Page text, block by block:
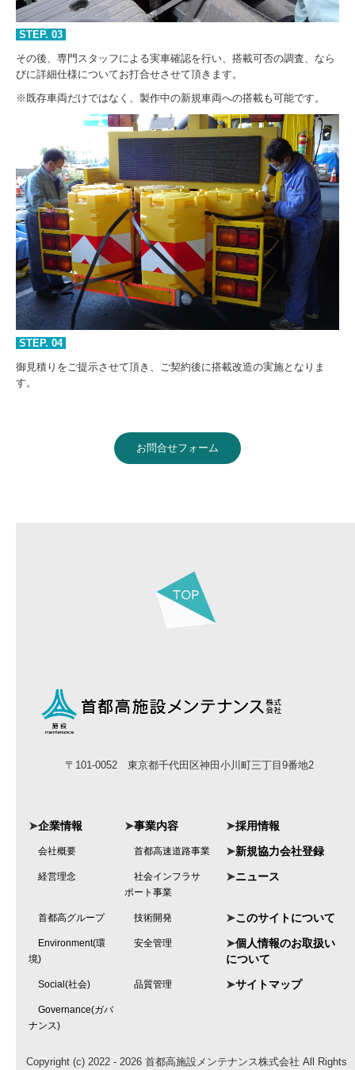
STEP. 03
その後、専門スタッフによる実車確認を行い、搭載可否の調査、なら
びに詳細仕様についてお打合せさせて頂きます。
※既存車両だけではなく、製作中の新規車両への搭載も可能です。
STEP. 04
御見積りをご提示させて頂き、ご契約後に搭載改造の実施となりま
す。
お問合せフォーム
〒101-0052 東京都千代田区神田小川町三丁目9番地2
➤企業情報 ➤事業内容 ➤採用情報
会社概要 首都高速道路事業 ➤新規協力会社登録
経営理念
社会インフラサ
ポート事業
➤ニュース
首都高グループ 技術開発 ➤このサイトについて
Environment(環
境)
安全管理 ➤個人情報のお取扱い
について
Social(社会) 品質管理 ➤サイトマップ
Governance(ガバ
ナンス)
Copyright (c) 2022 - 2026 首都高施設メンテナンス株式会社 All Rights